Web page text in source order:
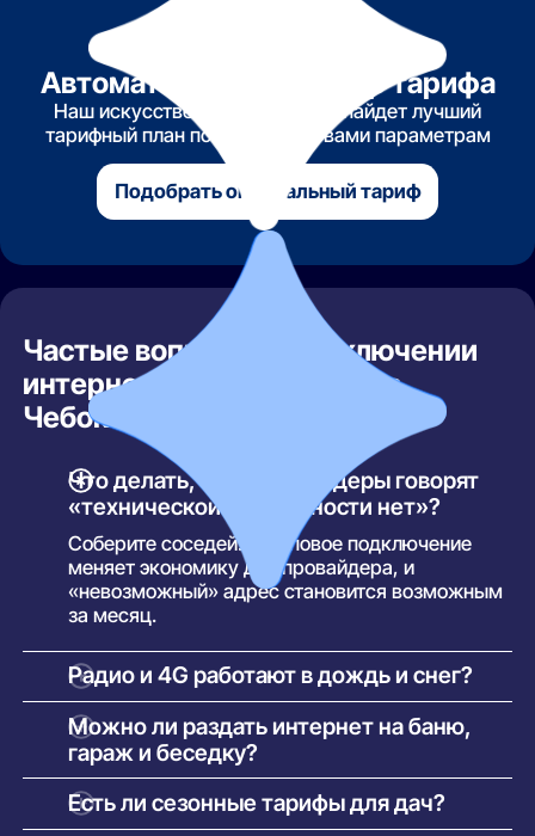
Автоматический подбор тарифа
Наш искусственный интеллект найдет лучший
тарифный план по указанным вами параметрам
Подобрать оптимальный тариф
Частые вопросы о подключении
интернета в частный дом в
Чебоксарах
Что делать, если провайдеры говорят
«технической возможности нет»?
Соберите соседей: групповое подключение
меняет экономику для провайдера, и
«невозможный» адрес становится возможным
за месяц.
Радио и 4G работают в дождь и снег?
Больше погоды на 4G влияет... количество
соседей онлайн: вечером в сезон сеть
загружена. Внешняя антенна и выбор менее
загруженного оператора помогают сильнее
зонтов.
Можно ли раздать интернет на баню,
гараж и беседку?
Обычный роутер добивает на 10–15 м улицы.
Дальше — уличные точки доступа (от 3 тыс.)
Есть ли сезонные тарифы для дач?